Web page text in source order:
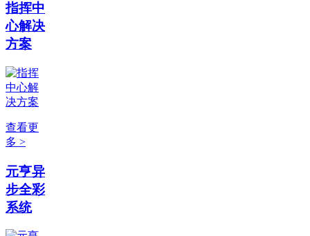
指挥中
心解决
方案
查看更
多 >
元亨异
步全彩
系统